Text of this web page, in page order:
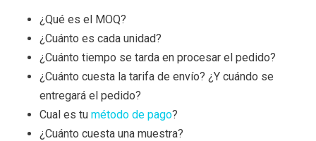
¿Qué es el MOQ?
¿Cuánto es cada unidad?
¿Cuánto tiempo se tarda en procesar el pedido?
¿Cuánto cuesta la tarifa de envío? ¿Y cuándo se
entregará el pedido?
Cual es tu método de pago?
¿Cuánto cuesta una muestra?